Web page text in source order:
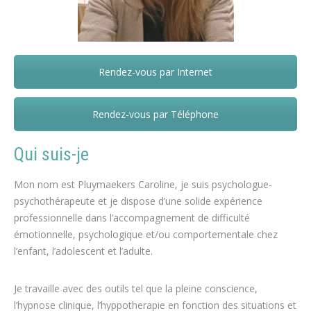
Caroline Pluymaekers – Aubel
Qui suis-je
Mon nom est Pluymaekers Caroline, je suis psychologue-
psychothérapeute et je dispose d’une solide expérience
professionnelle dans l’accompagnement de difficulté
émotionnelle, psychologique et/ou comportementale chez
l’enfant, l’adolescent et l’adulte.
Je travaille avec des outils tel que la pleine conscience,
l’hypnose clinique, l’hyppotherapie en fonction des situations et
Rendez-vous par Internet
Rendez-vous par Téléphone